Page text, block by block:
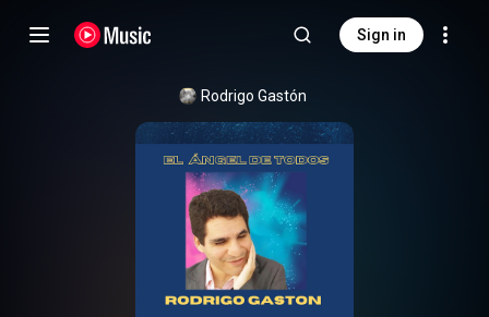
Sign in
Rodrigo Gastón